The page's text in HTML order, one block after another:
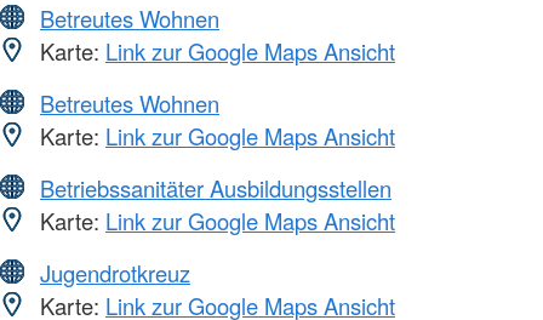
Betreutes Wohnen
Karte: Link zur Google Maps Ansicht
Betreutes Wohnen
Karte: Link zur Google Maps Ansicht
Betriebssanitäter Ausbildungsstellen
Karte: Link zur Google Maps Ansicht
Jugendrotkreuz
Karte: Link zur Google Maps Ansicht